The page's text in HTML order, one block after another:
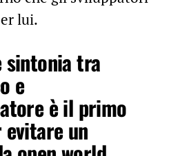
lui.
sintonia tra
e
è il primo
evitare un